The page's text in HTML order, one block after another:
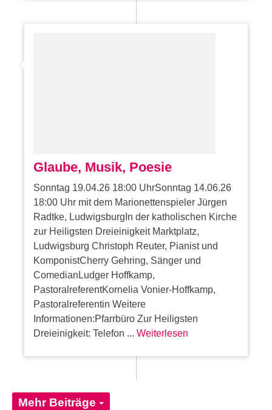
Glaube, Musik, Poesie
Sonntag 19.04.26 18:00 UhrSonntag 14.06.26
18:00 Uhr mit dem Marionettenspieler Jürgen
Radtke, LudwigsburgIn der katholischen Kirche
zur Heiligsten Dreieinigkeit Marktplatz,
Ludwigsburg Christoph Reuter, Pianist und
KomponistCherry Gehring, Sänger und
ComedianLudger Hoffkamp,
PastoralreferentKornelia Vonier-Hoffkamp,
Pastoralreferentin Weitere
Informationen:Pfarrbüro Zur Heiligsten
Dreieinigkeit: Telefon ...Weiterlesen
Mehr Beiträge